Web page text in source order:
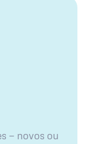
— novos ou